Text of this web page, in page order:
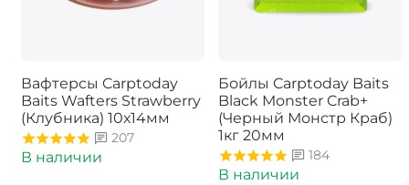
Вафтерсы Carptoday
Baits Wafters Strawberry
(Клубника) 10х14мм
207
В наличии
Бойлы Carptoday Baits
Black Monster Crab+
(Черный Монстр Краб)
1кг 20мм
184
В наличии